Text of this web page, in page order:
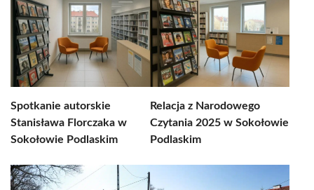
Spotkanie autorskie
Stanisława Florczaka w
Sokołowie Podlaskim
Relacja z Narodowego
Czytania 2025 w Sokołowie
Podlaskim